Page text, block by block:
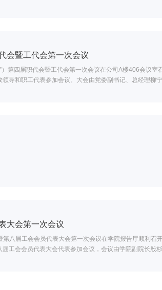
会暨工代会第一次会议
第四届职代会暨工代会第一次会议在公司A楼406会议室
导和职工代表参加会议。大会由党委副书记、总经理柳
大会第一次会议
八届工会会员代表大会第一次会议在学院报告厅顺利召
工会会员代表大会代表参加会议，会议由学院副院长殷杉